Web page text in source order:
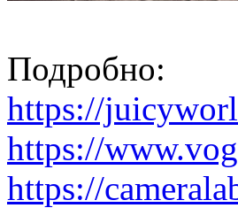
Подробно:
https://
https://
https://